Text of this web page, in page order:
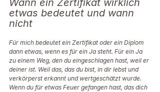
Wann ein Zertifikat wirklich
etwas bedeutet und wann
nicht
Für mich bedeutet ein Zertifikat oder ein Diplom
dann etwas, wenn es für ein Ja steht. Für ein Ja
zu einem Weg, den du eingeschlagen hast, weil er
deiner ist. Weil das, das du bist, in dir lebst und
verkörperst erkannt und wertgeschätzt wurde.
Wenn du für etwas Feuer gefangen hast, das dich